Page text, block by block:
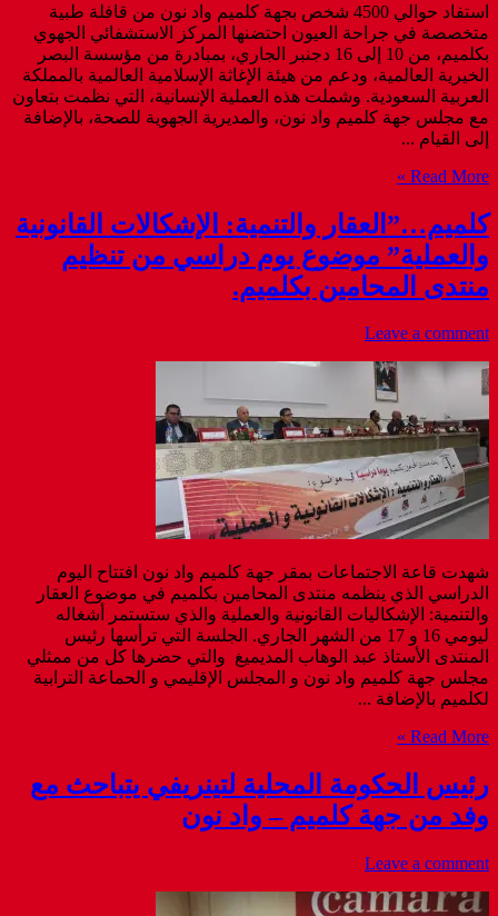
استفاد حوالي 4500 شخص بجهة كلميم واد نون من قافلة طبية
متخصصة في جراحة العيون احتضنها المركز الاستشفائي الجهوي
بكلميم، من 10 إلى 16 دجنبر الجاري، بمبادرة من مؤسسة البصر
الخيرية العالمية، ودعم من هيئة الإغاثة الإسلامية العالمية بالمملكة
العربية السعودية. وشملت هذه العملية الإنسانية، التي نظمت بتعاون
مع مجلس جهة كلميم واد نون، والمديرية الجهوية للصحة، بالإضافة
إلى القيام ...
Read More »
كلميم…”العقار والتنمية: الإشكالات القانونية
والعملية” موضوع يوم دراسي من تنظيم
منتدى المحامين بكلميم.
Leave a comment
شهدت قاعة الاجتماعات بمقر جهة كلميم واد نون افتتاح اليوم
الدراسي الذي ينظمه منتدى المحامين بكلميم في موضوع العقار
والتنمية: الإشكاليات القانونية والعملية والذي ستستمر أشغاله
ليومي 16 و 17 من الشهر الجاري. الجلسة التي ترأسها رئيس
المنتدى الأستاذ عبد الوهاب المديميغ والتي حضرها كل من ممثلي
مجلس جهة كلميم واد نون و المجلس الإقليمي و الحماعة الترابية
لكلميم بالإضافة ...
Read More »
رئيس الحكومة المحلية لتينريفي يتباحث مع
وفد من جهة كلميم – واد نون
Leave a comment